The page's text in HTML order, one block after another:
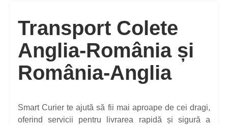
Transport Colete
Anglia-România și
România-Anglia
Smart Curier te ajută să fii mai aproape de cei dragi,
oferind servicii pentru livrarea rapidă și sigură a